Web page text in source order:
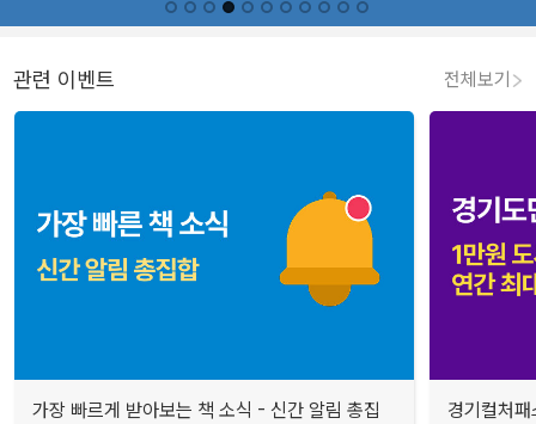
관련 이벤트 전체보기
가장 빠르게 받아보는 책 소식 - 신간 알림 총집
경기컬처